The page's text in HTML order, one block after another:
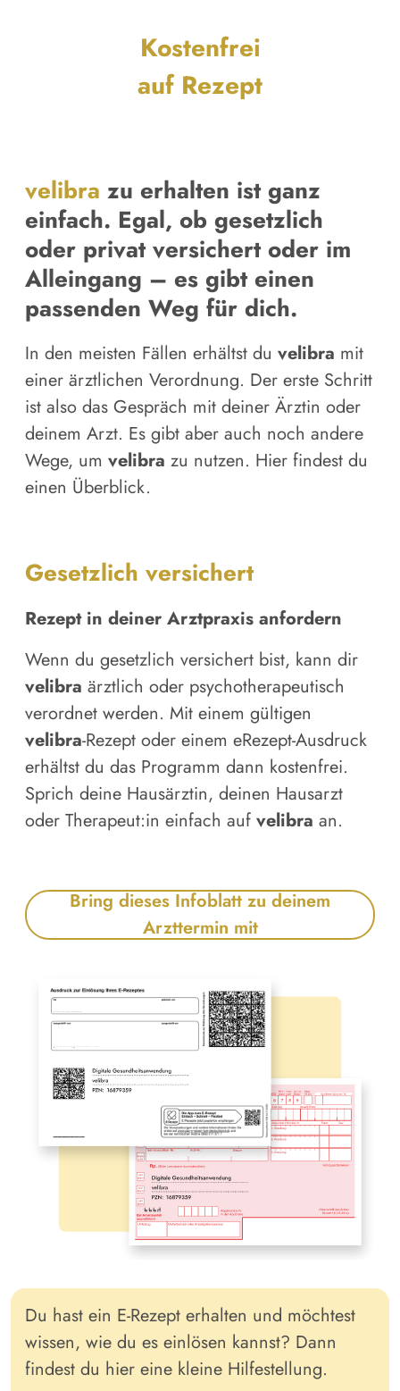
Kostenfrei
auf Rezept
velibra zu erhalten ist ganz
einfach. Egal, ob gesetzlich
oder privat versichert oder im
Alleingang – es gibt einen
passenden Weg für dich.
In den meisten Fällen erhältst du velibra mit
einer ärztlichen Verordnung. Der erste Schritt
ist also das Gespräch mit deiner Ärztin oder
deinem Arzt. Es gibt aber auch noch andere
Wege, um velibra zu nutzen. Hier findest du
einen Überblick.
Gesetzlich versichert
Rezept in deiner Arztpraxis anfordern
Wenn du gesetzlich versichert bist, kann dir
velibra ärztlich oder psychotherapeutisch
verordnet werden. Mit einem gültigen
velibra-Rezept oder einem eRezept-Ausdruck
erhältst du das Programm dann kostenfrei.
Sprich deine Hausärztin, deinen Hausarzt
oder Therapeut:in einfach auf velibra an.
Bring dieses Infoblatt zu deinem
Arzttermin mit
Du hast ein E-Rezept erhalten und möchtest
wissen, wie du es einlösen kannst? Dann
findest du hier eine kleine Hilfestellung.